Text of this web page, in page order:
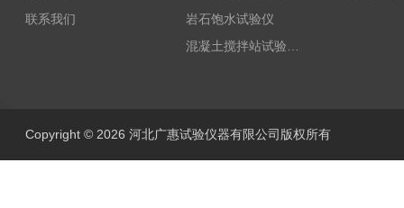
联系我们
岩石饱水试验仪
Copyright © 2026 河北广惠试验仪器有限公司版权所有